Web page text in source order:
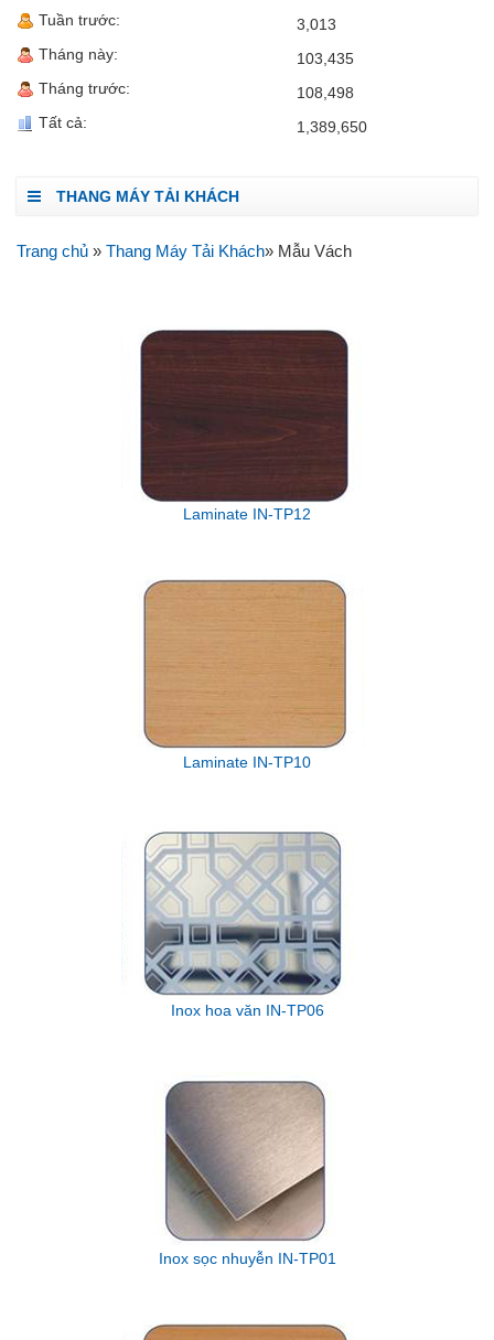
Tuần trước:
3,013
Tháng này:
103,435
Tháng trước:
108,498
Tất cả:
1,389,650
THANG MÁY TẢI KHÁCH
Trang chủ » Thang Máy Tải Khách» Mẫu Vách
Laminate IN-TP12
Laminate IN-TP10
Inox hoa văn IN-TP06
Inox sọc nhuyễn IN-TP01